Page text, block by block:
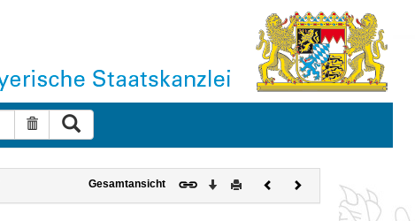
Suche zurücksetzen
Gesamtansicht Download
DruckenVorherigesNächstes
Dokument